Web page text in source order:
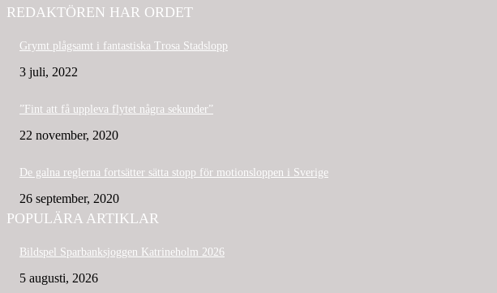
REDAKTÖREN HAR ORDET
Grymt plågsamt i fantastiska Trosa Stadslopp
3 juli, 2022
”Fint att få uppleva flytet några sekunder”
22 november, 2020
De galna reglerna fortsätter sätta stopp för motionsloppen i Sverige
26 september, 2020
POPULÄRA ARTIKLAR
Bildspel Sparbanksjoggen Katrineholm 2026
5 augusti, 2026